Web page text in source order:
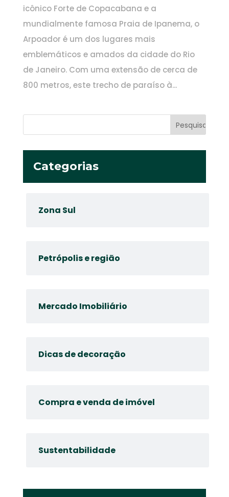
icônico Forte de Copacabana e a
mundialmente famosa Praia de Ipanema, o
Arpoador é um dos lugares mais
emblemáticos e amados da cidade do Rio
de Janeiro. Com uma extensão de cerca de
800 metros, este trecho de paraíso à...
Categorias
Zona Sul
Petrópolis e região
Mercado Imobiliário
Dicas de decoração
Compra e venda de imóvel
Sustentabilidade